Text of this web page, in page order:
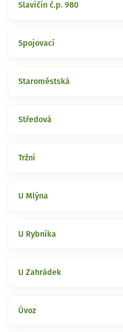
Slavičín č.p. 980
Spojovací
Staroměstská
Středová
Tržní
U Mlýna
U Rybníka
U Zahrádek
Úvoz